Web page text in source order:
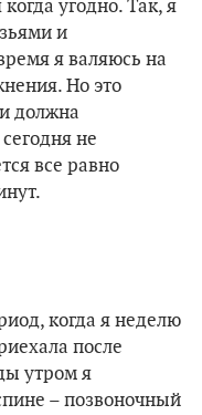
угодно. Так, я
и
я валяюсь на
Но это
должна
не
все равно
когда я неделю
после
утром я
– позвоночный